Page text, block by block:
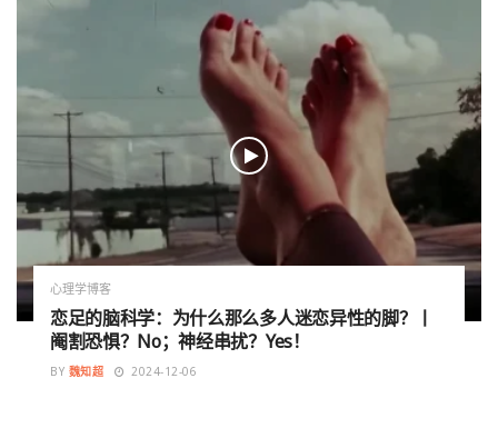
心理学博客
恋足的脑科学：为什么那么多人迷恋异性的脚？丨
阉割恐惧？No；神经串扰？Yes！
BY 魏知超 2024-12-06